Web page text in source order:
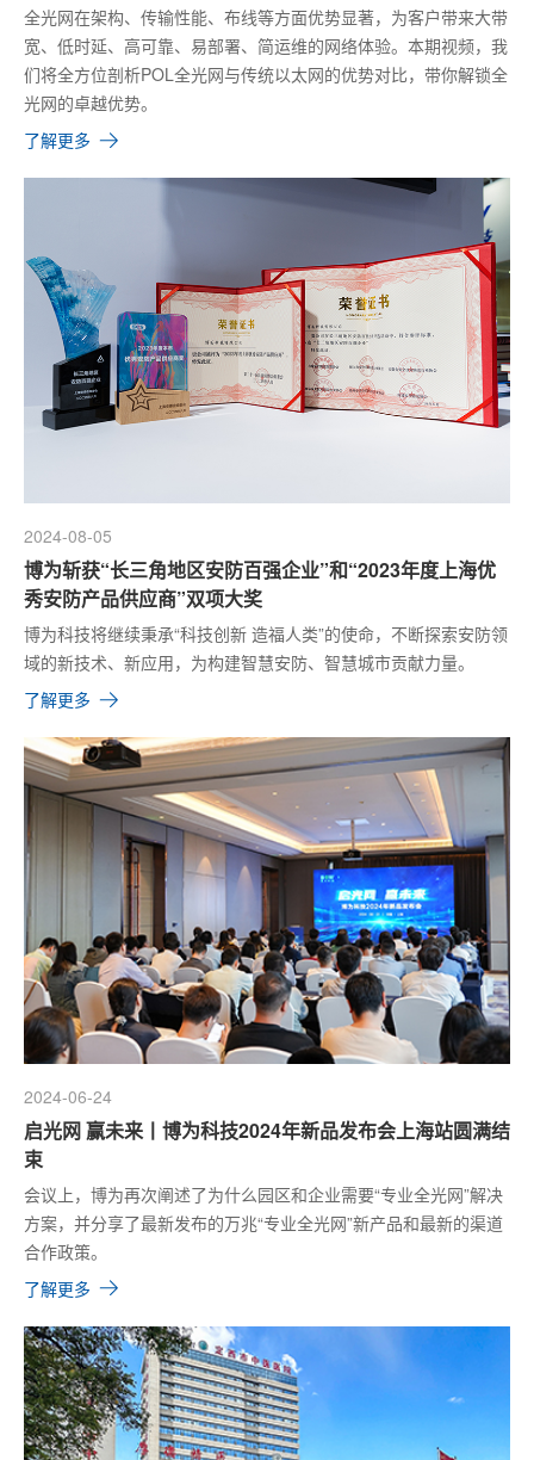
全光网在架构、传输性能、布线等方面优势显著，为客户带来大带
宽、低时延、高可靠、易部署、简运维的网络体验。本期视频，我
们将全方位剖析POL全光网与传统以太网的优势对比，带你解锁全
光网的卓越优势。
了解更多
2024-08-05
博为斩获“长三角地区安防百强企业”和“2023年度上海优
秀安防产品供应商”双项大奖
博为科技将继续秉承“科技创新 造福人类”的使命，不断探索安防领
域的新技术、新应用，为构建智慧安防、智慧城市贡献力量。
了解更多
2024-06-24
启光网 赢未来丨博为科技2024年新品发布会上海站圆满结
束
会议上，博为再次阐述了为什么园区和企业需要“专业全光网”解决
方案，并分享了最新发布的万兆“专业全光网”新产品和最新的渠道
合作政策。
了解更多